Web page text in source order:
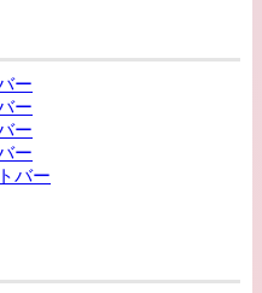
ー
ー
ー
ー
バー